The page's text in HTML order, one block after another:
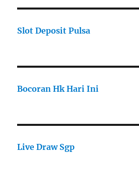
Slot Deposit Pulsa
Bocoran Hk Hari Ini
Live Draw Sgp